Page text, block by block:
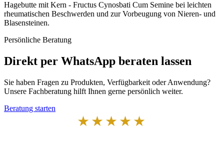
Hagebutte mit Kern - Fructus Cynosbati Cum Semine bei leichten
rheumatischen Beschwerden und zur Vorbeugung von Nieren- und
Blasensteinen.
Persönliche Beratung
Direkt per WhatsApp beraten lassen
Sie haben Fragen zu Produkten, Verfügbarkeit oder Anwendung?
Unsere Fachberatung hilft Ihnen gerne persönlich weiter.
Beratung starten
★★★★★